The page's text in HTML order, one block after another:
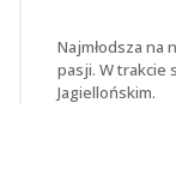
Najmłodsza na
pasji. W trakcie
Jagiellońskim.